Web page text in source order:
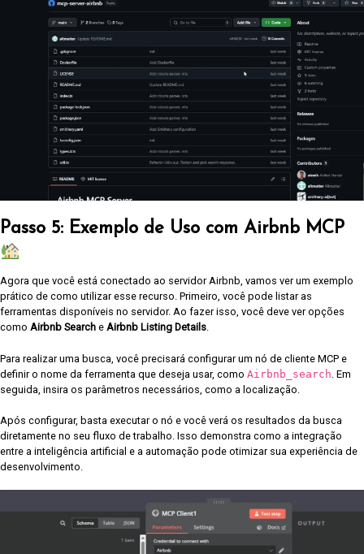
Passo 5: Exemplo de Uso com Airbnb MCP
Agora que você está conectado ao servidor Airbnb, vamos ver um exemplo
prático de como utilizar esse recurso. Primeiro, você pode listar as
ferramentas disponíveis no servidor. Ao fazer isso, você deve ver opções
como Airbnb Search e Airbnb Listing Details.
Para realizar uma busca, você precisará configurar um nó de cliente MCP e
definir o nome da ferramenta que deseja usar, como Airbnb_search . Em
seguida, insira os parâmetros necessários, como a localização.
Após configurar, basta executar o nó e você verá os resultados da busca
diretamente no seu fluxo de trabalho. Isso demonstra como a integração
entre a inteligência artificial e a automação pode otimizar sua experiência de
desenvolvimento.